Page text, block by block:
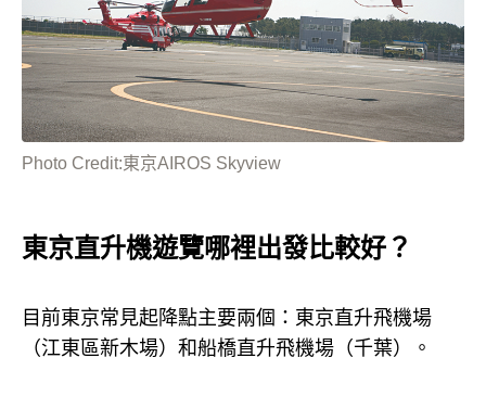
Photo Credit:東京AIROS Skyview
東京直升機遊覽哪裡出發比較好？
目前東京常見起降點主要兩個：東京直升飛機場
（江東區新木場）和船橋直升飛機場（千葉）。